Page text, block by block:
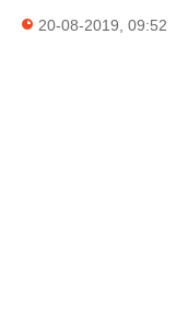
20-08-2019, 09:52